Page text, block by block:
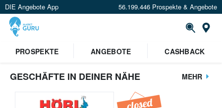
DIE Angebote App 56.199.446 Prospekte & Angebote
PROSPEKTE
ANGEBOTE CASHBACK
GESCHÄFTE IN DEINER NÄHE MEHR